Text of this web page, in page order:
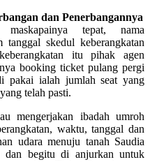
dan Penerbangannya
maskapainya tepat, nama
skedul keberangkatan
itu pihak agen
booking ticket pulang pergi
pakai ialah jumlah seat yang
telah pasti.
mengerjakan ibadah umroh
waktu, tanggal dan
udara menuju tanah Saudia
begitu di anjurkan untuk